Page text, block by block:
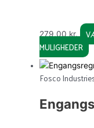
279,00 kr.
MULIGHEDER
be
Fosco